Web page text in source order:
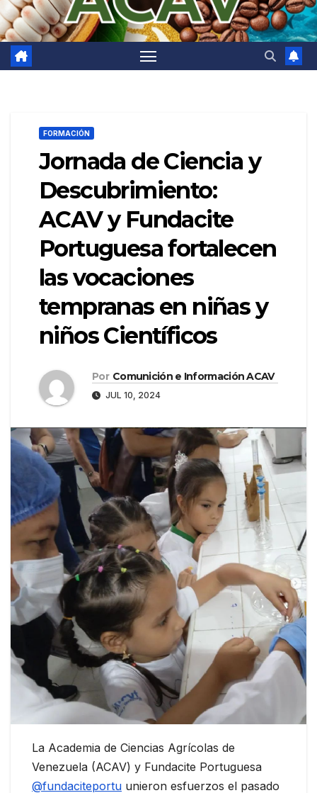
FORMACIÓN
Jornada de Ciencia y
Descubrimiento:
ACAV y Fundacite
Portuguesa fortalecen
las vocaciones
tempranas en niñas y
niños Científicos
Por Comunición e Información ACAV
JUL 10, 2024
La Academia de Ciencias Agrícolas de
Venezuela (ACAV) y Fundacite Portuguesa
@fundaciteportu unieron esfuerzos el pasado